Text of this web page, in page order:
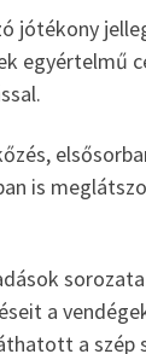
jótékony
egyértelmű
is
a
a szép